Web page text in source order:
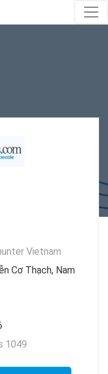
Vietnam
Cơ Thạch, Nam
1049